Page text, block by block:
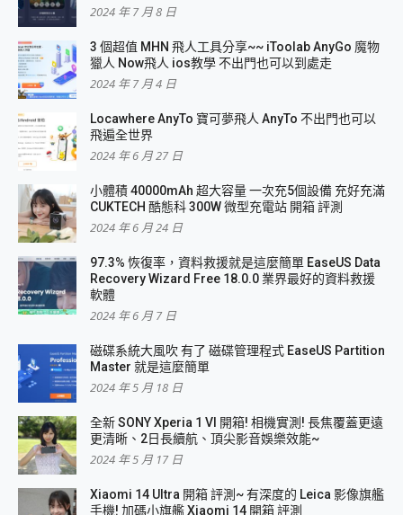
2024 年 7 月 8 日
3 個超值 MHN 飛人工具分享~~ iToolab AnyGo 魔物
獵人 Now飛人 ios教學 不出門也可以到處走
2024 年 7 月 4 日
Locawhere AnyTo 寶可夢飛人 AnyTo 不出門也可以
飛遍全世界
2024 年 6 月 27 日
小體積 40000mAh 超大容量 一次充5個設備 充好充滿
CUKTECH 酷態科 300W 微型充電站 開箱 評測
2024 年 6 月 24 日
97.3% 恢復率，資料救援就是這麼簡單 EaseUS Data
Recovery Wizard Free 18.0.0 業界最好的資料救援
軟體
2024 年 6 月 7 日
磁碟系統大風吹 有了 磁碟管理程式 EaseUS Partition
Master 就是這麼簡單
2024 年 5 月 18 日
全新 SONY Xperia 1 VI 開箱! 相機實測! 長焦覆蓋更遠
更清晰、2日長續航、頂尖影音娛樂效能~
2024 年 5 月 17 日
Xiaomi 14 Ultra 開箱 評測~ 有深度的 Leica 影像旗艦
手機! 加碼小旗艦 Xiaomi 14 開箱 評測